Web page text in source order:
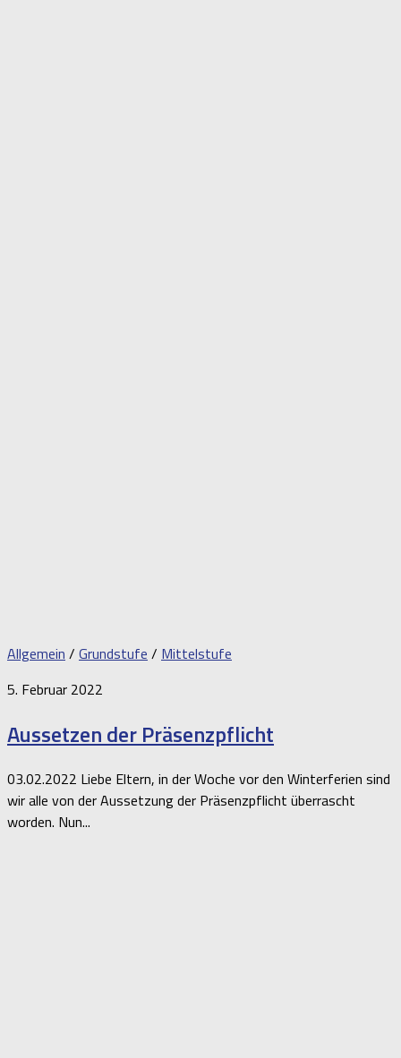
Allgemein / Grundstufe / Mittelstufe
5. Februar 2022
Aussetzen der Präsenzpflicht
03.02.2022 Liebe Eltern, in der Woche vor den Winterferien sind
wir alle von der Aussetzung der Präsenzpflicht überrascht
worden. Nun...